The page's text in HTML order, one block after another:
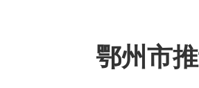
鄂州市推